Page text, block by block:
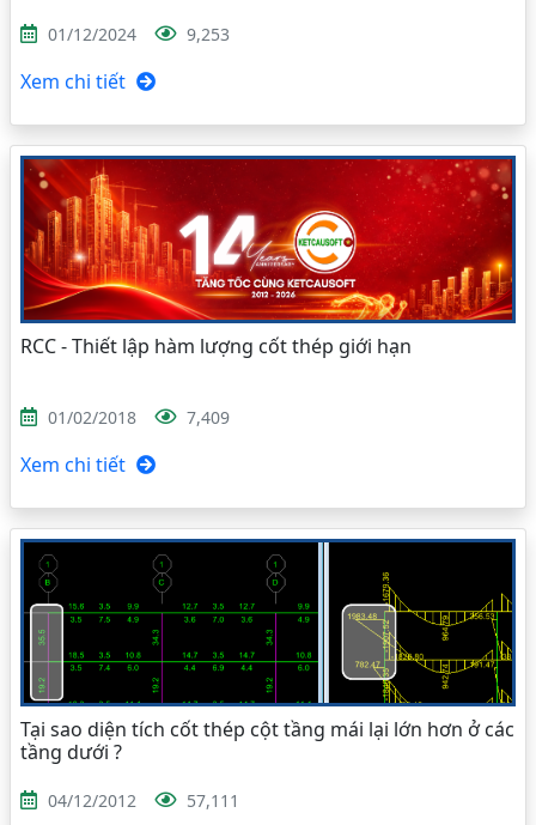
01/12/2024 9,253
Xem chi tiết
RCC - Thiết lập hàm lượng cốt thép giới hạn
01/02/2018 7,409
Xem chi tiết
Tại sao diện tích cốt thép cột tầng mái lại lớn hơn ở các
tầng dưới ?
04/12/2012 57,111